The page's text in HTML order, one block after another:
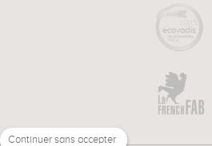
Continuer sans accepter